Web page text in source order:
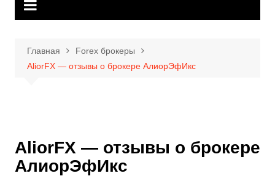
Главная
Forex брокеры
AliorFX — отзывы о брокере АлиорЭфИкс
AliorFX — отзывы о брокере
АлиорЭфИкс